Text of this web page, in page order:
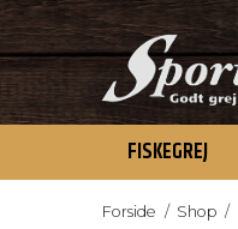
FISKEGREJ
Forside / Shop /